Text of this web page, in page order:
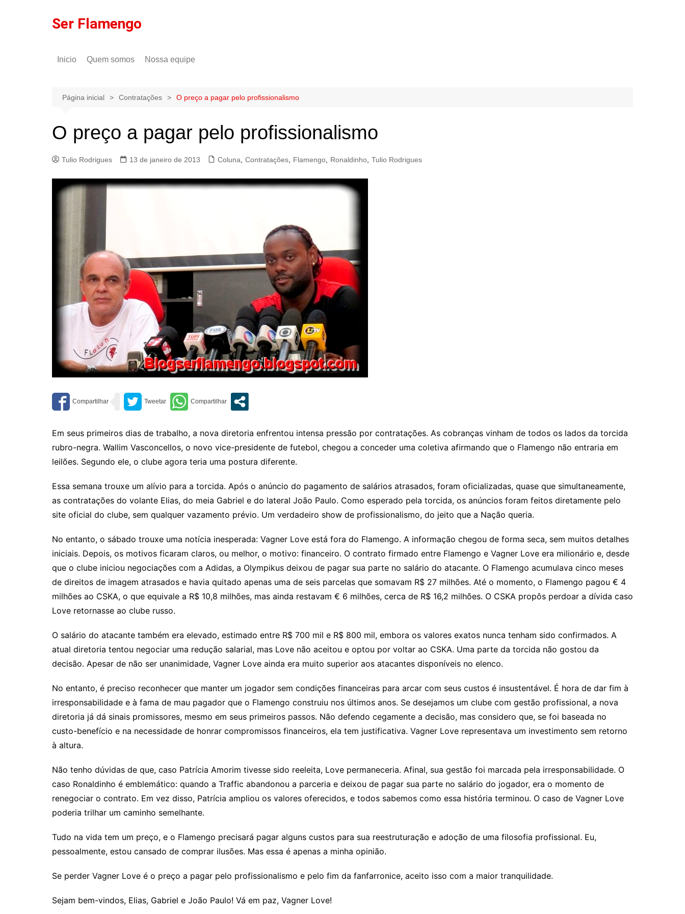
Ser Flamengo
Inicio Quem somos
Política de privacidade
Nossa equipe
Gilson Lima
Página inicial Contratações O preço a pagar pelo profissionalismo
O preço a pagar pelo profissionalismo
Tulio Rodrigues 13 de janeiro de 2013 Coluna Contratações Flamengo Ronaldinho Tulio Rodrigues
Em seus primeiros dias de trabalho, a nova diretoria enfrentou intensa pressão por contratações. As cobranças vinham de todos os lados da torcida
rubro-negra. Wallim Vasconcellos, o novo vice-presidente de futebol, chegou a conceder uma coletiva afirmando que o Flamengo não entraria em
leilões. Segundo ele, o clube agora teria uma postura diferente.
Essa semana trouxe um alívio para a torcida. Após o anúncio do pagamento de salários atrasados, foram oficializadas, quase que simultaneamente,
as contratações do volante Elias, do meia Gabriel e do lateral João Paulo. Como esperado pela torcida, os anúncios foram feitos diretamente pelo
site oficial do clube, sem qualquer vazamento prévio. Um verdadeiro show de profissionalismo, do jeito que a Nação queria.
No entanto, o sábado trouxe uma notícia inesperada: Vagner Love está fora do Flamengo. A informação chegou de forma seca, sem muitos detalhes
iniciais. Depois, os motivos ficaram claros, ou melhor, o motivo: financeiro. O contrato firmado entre Flamengo e Vagner Love era milionário e, desde
que o clube iniciou negociações com a Adidas, a Olympikus deixou de pagar sua parte no salário do atacante. O Flamengo acumulava cinco meses
de direitos de imagem atrasados e havia quitado apenas uma de seis parcelas que somavam R$ 27 milhões. Até o momento, o Flamengo pagou € 4
milhões ao CSKA, o que equivale a R$ 10,8 milhões, mas ainda restavam € 6 milhões, cerca de R$ 16,2 milhões. O CSKA propôs perdoar a dívida caso
Love retornasse ao clube russo.
O salário do atacante também era elevado, estimado entre R$ 700 mil e R$ 800 mil, embora os valores exatos nunca tenham sido confirmados. A
atual diretoria tentou negociar uma redução salarial, mas Love não aceitou e optou por voltar ao CSKA. Uma parte da torcida não gostou da
decisão. Apesar de não ser unanimidade, Vagner Love ainda era muito superior aos atacantes disponíveis no elenco.
No entanto, é preciso reconhecer que manter um jogador sem condições financeiras para arcar com seus custos é insustentável. É hora de dar fim à
irresponsabilidade e à fama de mau pagador que o Flamengo construiu nos últimos anos. Se desejamos um clube com gestão profissional, a nova
diretoria já dá sinais promissores, mesmo em seus primeiros passos. Não defendo cegamente a decisão, mas considero que, se foi baseada no
custo-benefício e na necessidade de honrar compromissos financeiros, ela tem justificativa. Vagner Love representava um investimento sem retorno
à altura.
Não tenho dúvidas de que, caso Patrícia Amorim tivesse sido reeleita, Love permaneceria. Afinal, sua gestão foi marcada pela irresponsabilidade. O
caso Ronaldinho é emblemático: quando a Traffic abandonou a parceria e deixou de pagar sua parte no salário do jogador, era o momento de
renegociar o contrato. Em vez disso, Patrícia ampliou os valores oferecidos, e todos sabemos como essa história terminou. O caso de Vagner Love
poderia trilhar um caminho semelhante.
Tudo na vida tem um preço, e o Flamengo precisará pagar alguns custos para sua reestruturação e adoção de uma filosofia profissional. Eu,
pessoalmente, estou cansado de comprar ilusões. Mas essa é apenas a minha opinião.
Se perder Vagner Love é o preço a pagar pelo profissionalismo e pelo fim da fanfarronice, aceito isso com a maior tranquilidade.
Sejam bem-vindos, Elias, Gabriel e João Paulo! Vá em paz, Vagner Love!